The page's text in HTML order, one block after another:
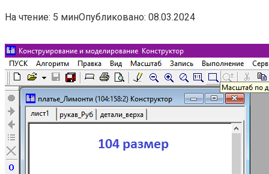
На чтение: 5 минОпубликовано: 08.03.2024